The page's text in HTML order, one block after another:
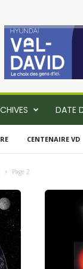
DATE
CENTENAIRE VD
Page 2